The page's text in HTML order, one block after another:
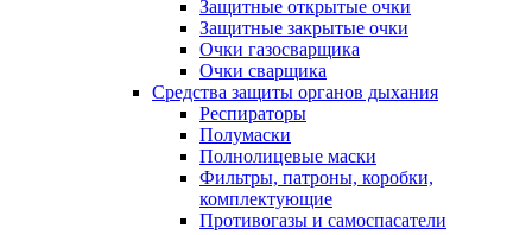
Защитные открытые очки
Защитные закрытые очки
Очки газосварщика
Очки сварщика
Средства защиты органов дыхания
Респираторы
Полумаски
Полнолицевые маски
Фильтры, патроны, коробки,
комплектующие
Противогазы и самоспасатели